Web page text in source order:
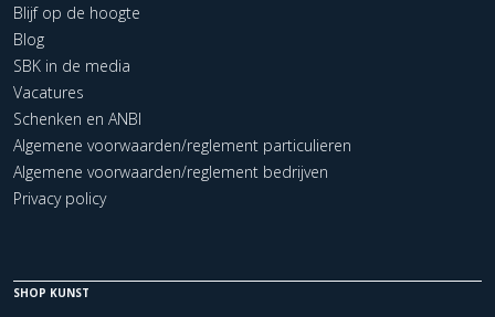
Blijf op de hoogte
Blog
SBK in de media
Vacatures
Schenken en ANBI
Algemene voorwaarden/reglement particulieren
Algemene voorwaarden/reglement bedrijven
Privacy policy
SHOP KUNST